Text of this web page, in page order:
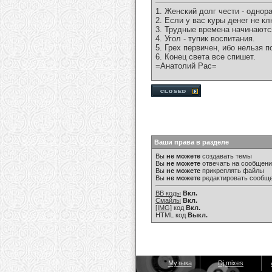
1. Женский долг чести -
2. Если у вас куры денег не
3. Трудные времена
4. Угол - тупик воспитания.
5. Грех первичен, ибо нельзя
6. Конец света все спишет.
=Анатолий Рас=
Ваши права в разделе
Вы не можете создавать темы
Вы не можете отвечать на
Вы не можете прикреплять файлы
Вы не можете редактировать
BB коды Вкл.
Смайлы Вкл.
[IMG] код Вкл.
HTML код Выкл.
Музыка Dj mixes